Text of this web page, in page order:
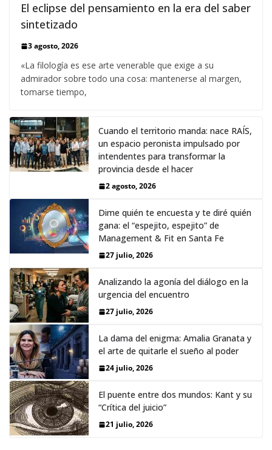
El eclipse del pensamiento en la era del saber
sintetizado
3 agosto, 2026
«La filología es ese arte venerable que exige a su
admirador sobre todo una cosa: mantenerse al margen,
tomarse tiempo,
Cuando el territorio manda: nace RAÍS,
un espacio peronista impulsado por
intendentes para transformar la
provincia desde el hacer
2 agosto, 2026
Dime quién te encuesta y te diré quién
gana: el “espejito, espejito” de
Management & Fit en Santa Fe
27 julio, 2026
Analizando la agonía del diálogo en la
urgencia del encuentro
27 julio, 2026
La dama del enigma: Amalia Granata y
el arte de quitarle el sueño al poder
24 julio, 2026
El puente entre dos mundos: Kant y su
“Crítica del juicio”
21 julio, 2026